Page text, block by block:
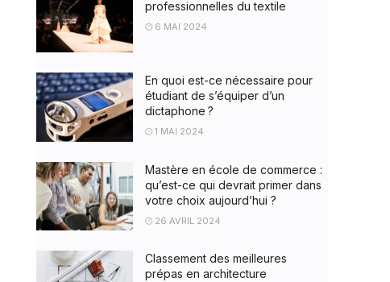
professionnelles du textile
6 MAI 2024
En quoi est-ce nécessaire pour
étudiant de s’équiper d’un
dictaphone ?
1 MAI 2024
Mastère en école de commerce :
qu’est-ce qui devrait primer dans
votre choix aujourd’hui ?
26 AVRIL 2024
Classement des meilleures
prépas en architecture